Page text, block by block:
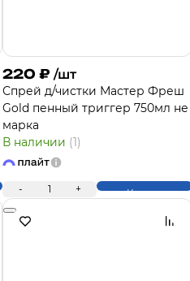
220 ₽ /шт
Спрей д/чистки Мастер Фреш
Gold пенный триггер 750мл не
марка
В наличии (1)
- 1 + Купить